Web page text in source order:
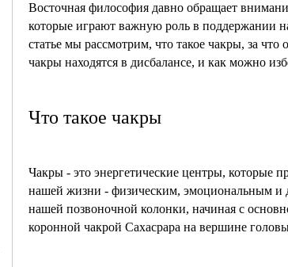
Восточная философия давно обращает
которые играют важную роль в поддержании
статье мы рассмотрим, что такое чакры, за
чакры находятся в дисбалансе, и как можно
Что такое чакры
Чакры - это энергетические центры, которые
нашей жизни - физическим, эмоциональным и
нашей позвоночной колонки, начиная с
коронной чакрой Сахасрара на вершине